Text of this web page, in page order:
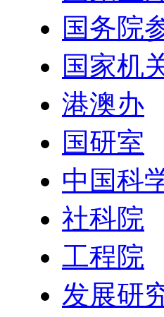
国务院
国家机
港澳办
国研室
中国科
社科院
工程院
发展研